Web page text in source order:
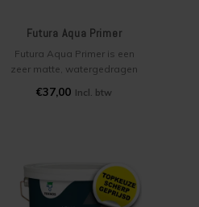
Futura Aqua Primer
Futura Aqua Primer is een
zeer matte, watergedragen
binnen en buiten. Het is de
kozijnen, vensterbanken,
trappen en andere
€37,00 Incl. btw